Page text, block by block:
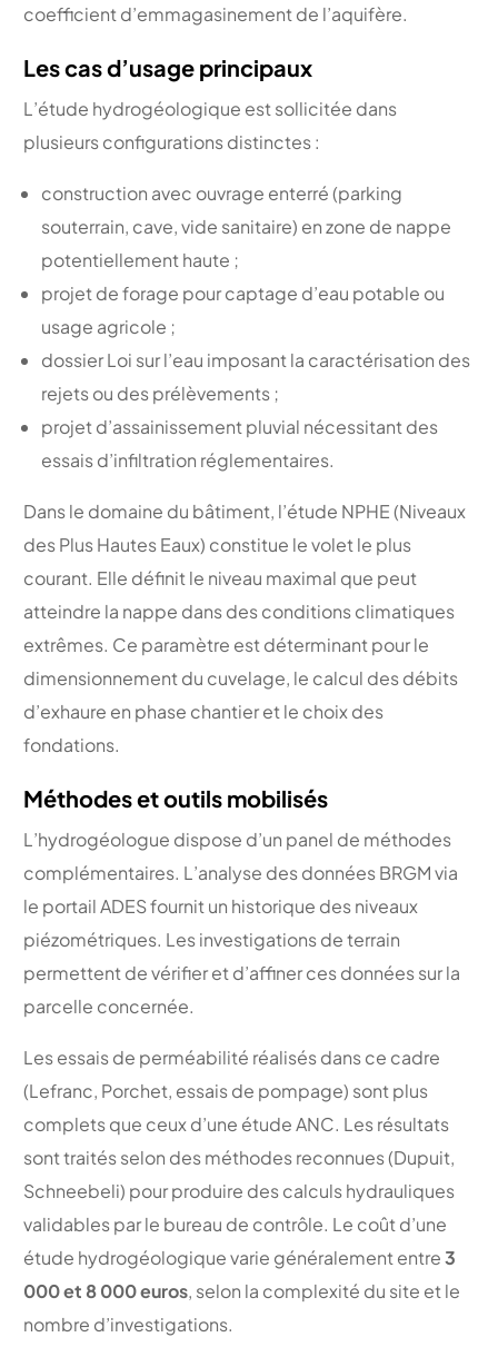
coefficient d’emmagasinement de l’aquifère.
Les cas d’usage principaux
L’étude hydrogéologique est sollicitée dans
plusieurs configurations distinctes :
construction avec ouvrage enterré (parking
souterrain, cave, vide sanitaire) en zone de nappe
potentiellement haute ;
projet de forage pour captage d’eau potable ou
usage agricole ;
dossier Loi sur l’eau imposant la caractérisation des
rejets ou des prélèvements ;
projet d’assainissement pluvial nécessitant des
essais d’infiltration réglementaires.
Dans le domaine du bâtiment, l’étude NPHE (Niveaux
des Plus Hautes Eaux) constitue le volet le plus
courant. Elle définit le niveau maximal que peut
atteindre la nappe dans des conditions climatiques
extrêmes. Ce paramètre est déterminant pour le
dimensionnement du cuvelage, le calcul des débits
d’exhaure en phase chantier et le choix des
fondations.
Méthodes et outils mobilisés
L’hydrogéologue dispose d’un panel de méthodes
complémentaires. L’analyse des données BRGM via
le portail ADES fournit un historique des niveaux
piézométriques. Les investigations de terrain
permettent de vérifier et d’affiner ces données sur la
parcelle concernée.
Les essais de perméabilité réalisés dans ce cadre
(Lefranc, Porchet, essais de pompage) sont plus
complets que ceux d’une étude ANC. Les résultats
sont traités selon des méthodes reconnues (Dupuit,
Schneebeli) pour produire des calculs hydrauliques
validables par le bureau de contrôle. Le coût d’une
étude hydrogéologique varie généralement entre3
000 et 8 000 euros, selon la complexité du site et le
nombre d’investigations.